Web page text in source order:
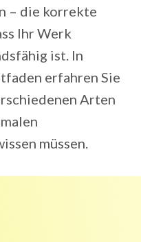
– die korrekte
Ihr Werk
ist. In
erfahren Sie
Arten
müssen.